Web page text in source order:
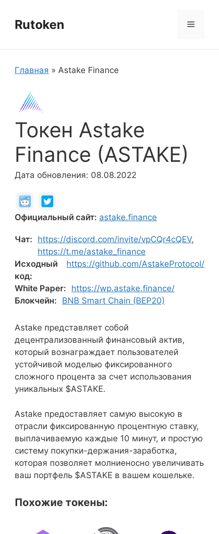
содержимому
Rutoken Меню
Главная » Astake Finance
Токен Astake
Finance (ASTAKE)
Дата обновления: 08.08.2022
Официальный сайт: astake.finance
Чат: https://discord.com/invite/vpCQr4cQEV,
https://t.me/astake_finance
Исходный
код:
https://github.com/AstakeProtocol/
White Paper:
https://wp.astake.finance/
Блокчейн:
BNB Smart Chain (BEP20)
Astake представляет собой
децентрализованный финансовый актив,
который вознаграждает пользователей
устойчивой моделью фиксированного
сложного процента за счет использования
уникальных $ASTAKE.
Astake предоставляет самую высокую в
отрасли фиксированную процентную ставку,
выплачиваемую каждые 10 минут, и простую
систему покупки-держания-заработка,
которая позволяет молниеносно увеличивать
ваш портфель $ASTAKE в вашем кошельке.
Похожие токены: